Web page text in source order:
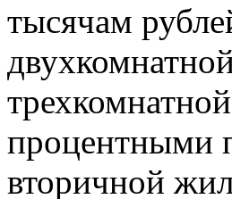
тысячам
процентными
вторичной